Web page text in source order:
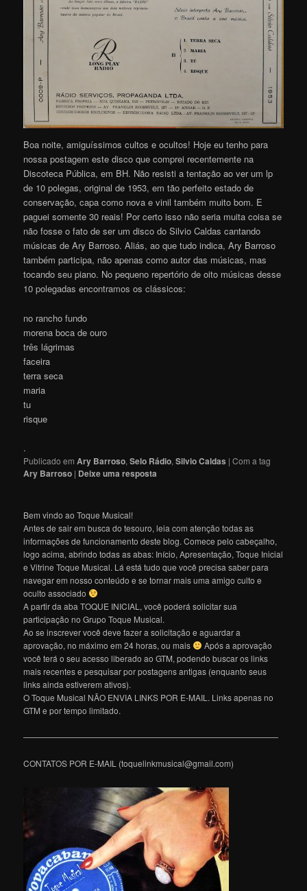
Boa noite, amiguíssimos cultos e ocultos! Hoje eu tenho para
nossa postagem este disco que comprei recentemente na
Discoteca Pública, em BH. Não resisti a tentação ao ver um lp
de 10 polegas, original de 1953, em tão perfeito estado de
conservação, capa como nova e vinil também muito bom. E
paguei somente 30 reais! Por certo isso não seria muita coisa se
não fosse o fato de ser um disco do Silvio Caldas cantando
músicas de Ary Barroso. Aliás, ao que tudo indica, Ary Barroso
também participa, não apenas como autor das músicas, mas
tocando seu piano. No pequeno repertório de oito músicas desse
10 polegadas encontramos os clássicos:
no rancho fundo
morena boca de ouro
três lágrimas
faceira
terra seca
maria
tu
risque
.
Publicado em Ary Barroso,Selo Rádio,Silvio Caldas |Com a tag
Ary Barroso | Deixe uma resposta
Bem vindo ao Toque Musical!
Antes de sair em busca do tesouro, leia com atenção todas as
informações de funcionamento deste blog. Comece pelo cabeçalho,
logo acima, abrindo todas as abas: Início, Apresentação, Toque Inicial
e Vitrine Toque Musical. Lá está tudo que você precisa saber para
navegar em nosso conteúdo e se tornar mais uma amigo culto e
oculto associado
A partir da aba TOQUE INICIAL, você poderá solicitar sua
participação no Grupo Toque Musical.
Ao se inscrever você deve fazer a solicitação e aguardar a
aprovação, no máximo em 24 horas, ou mais
Após a aprovação
você terá o seu acesso liberado ao GTM, podendo buscar os links
mais recentes e pesquisar por postagens antigas (enquanto seus
links ainda estiverem ativos).
O Toque Musical NÃO ENVIA LINKS POR E-MAIL. Links apenas no
GTM e por tempo limitado.
———————————————————————————————
CONTATOS POR E-MAIL (toquelinkmusical@gmail.com)